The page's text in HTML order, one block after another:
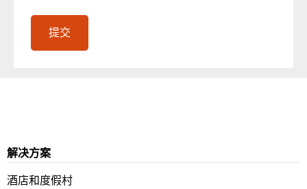
解决方案
酒店和度假村